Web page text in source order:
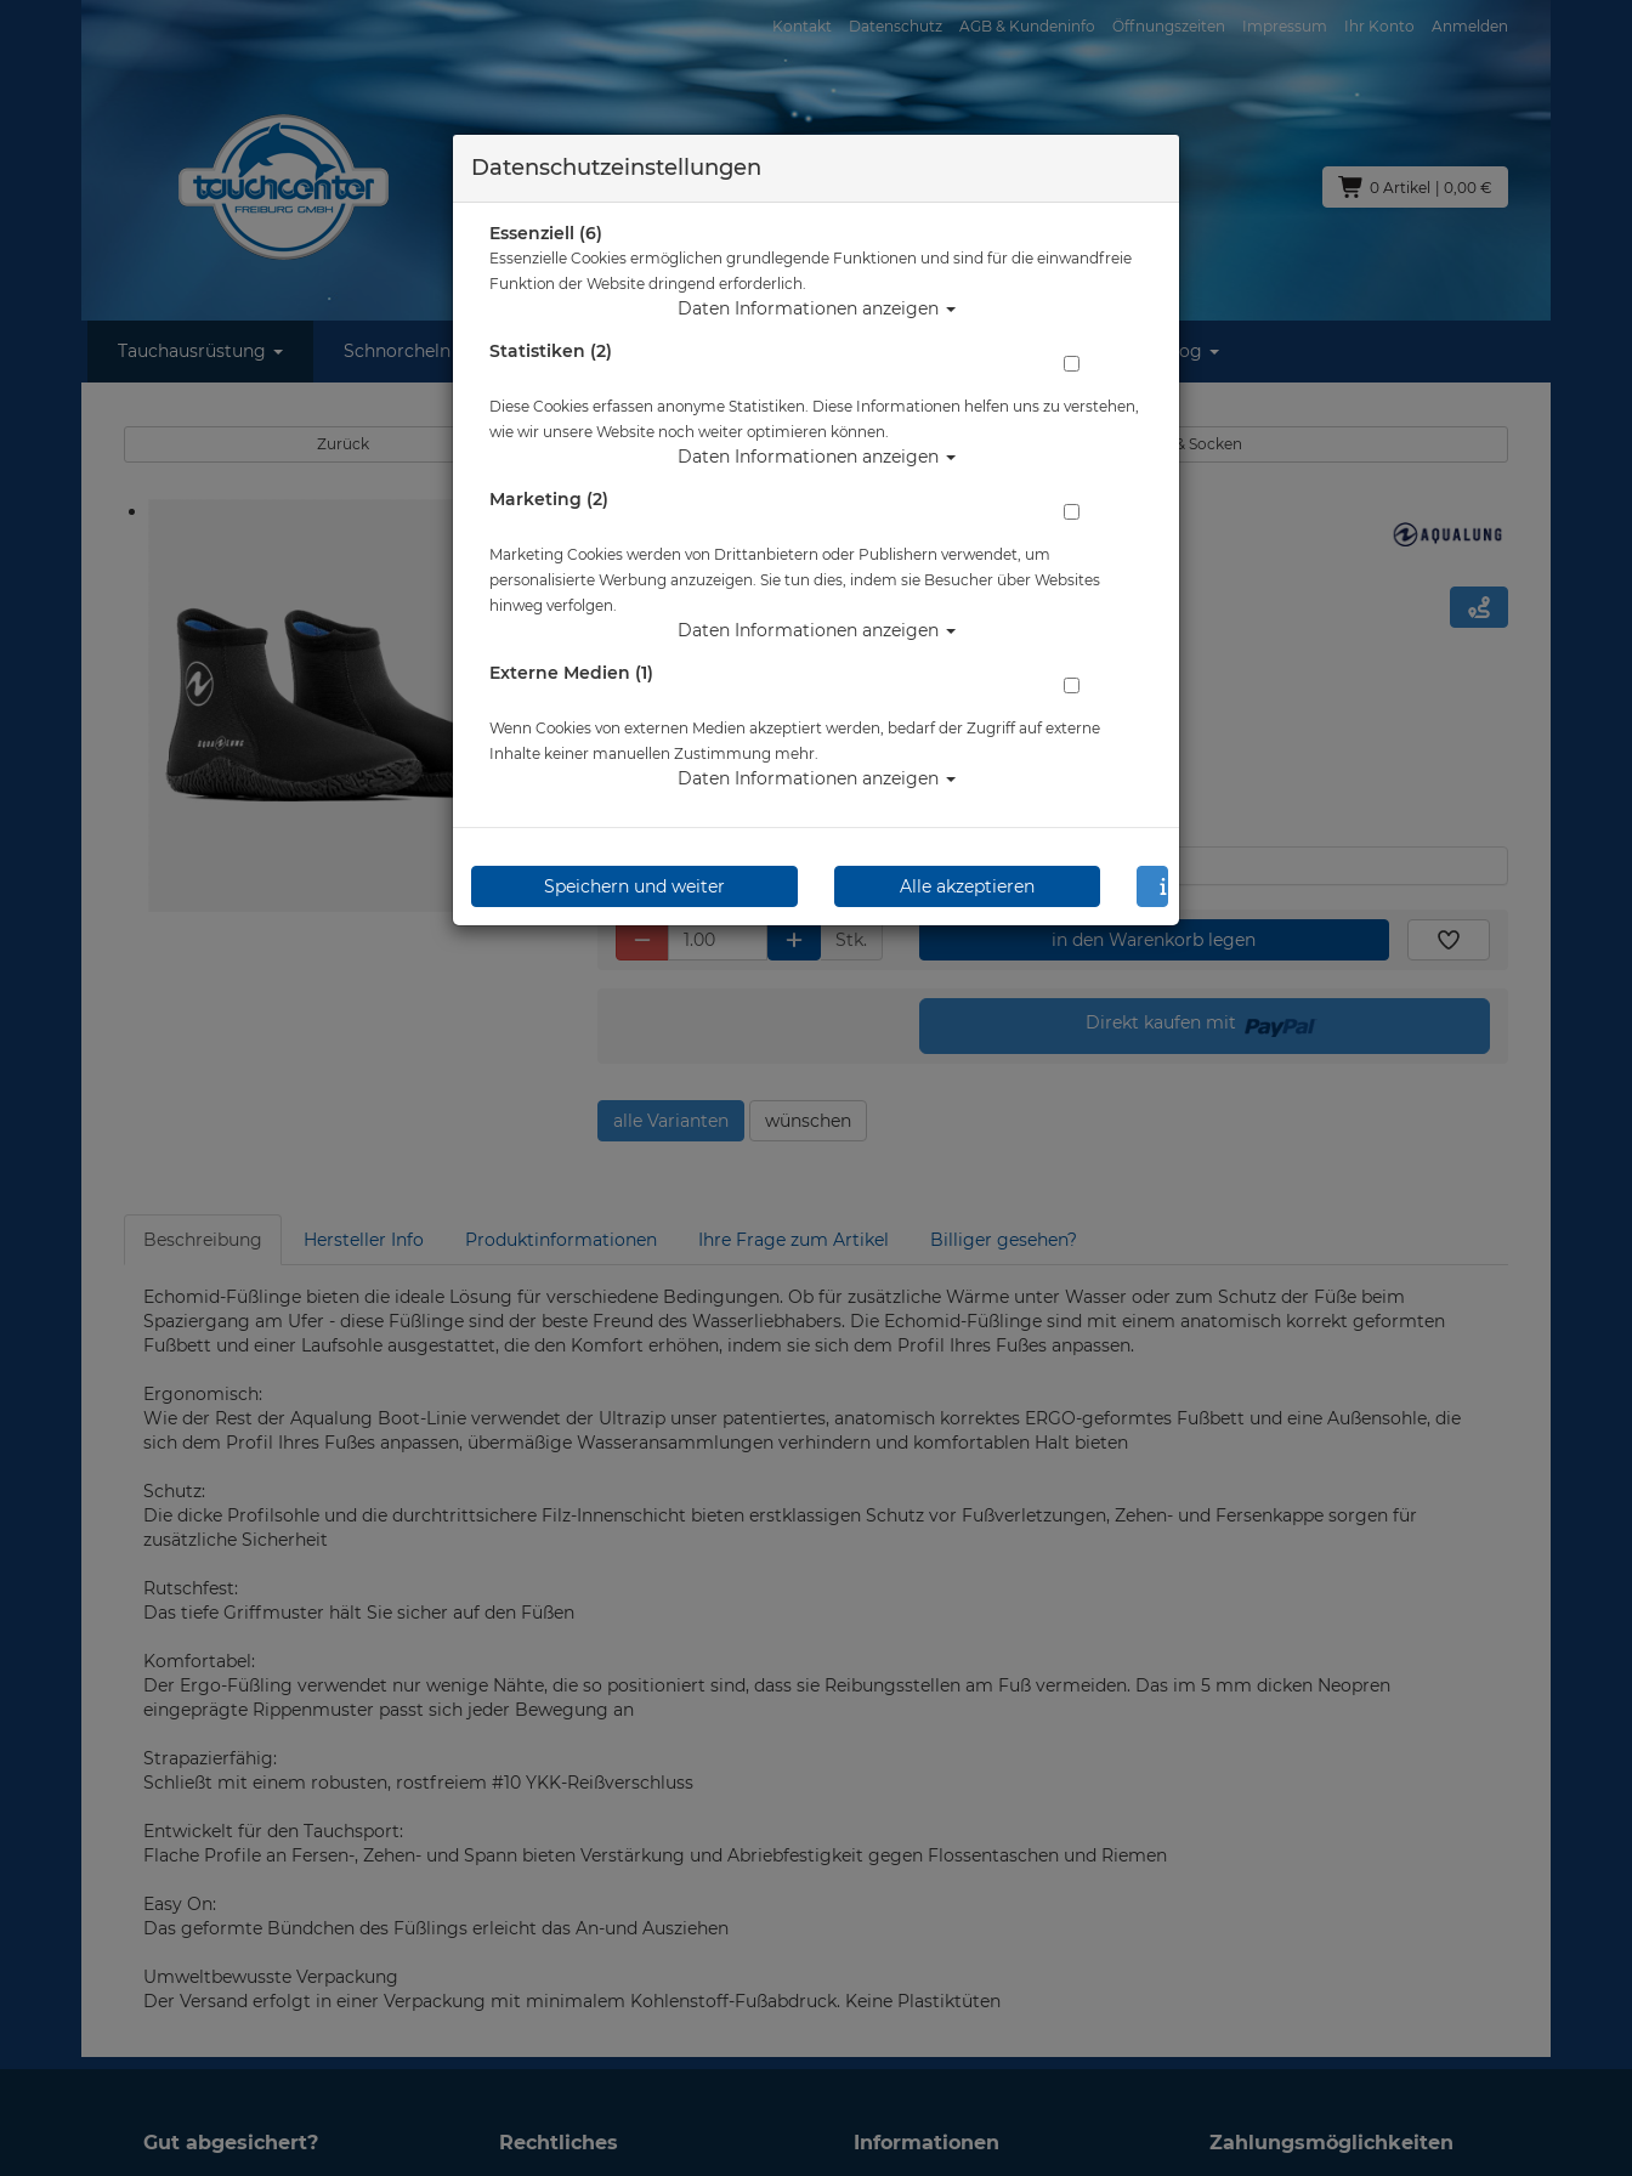
Kontakt Datenschutz AGB & Kundeninfo Öffnungszeiten Impressum Ihr Konto Anmelden
0 Artikel | 0,00 €
Tauchausrüstung Schnorcheln Wassersport Reisen Blog
Sie sind hier Tauchausrüstung Aqualung Echomid 5mm - Füßlinge - Gr. 38 (6)
Zurück Alle Artikel zeigen aus: Neopren - Füßlinge & Socken
Aqualung Echomid 5mm - Füßlinge - Gr. 38 (6)
Artikelnr.: lung-BS192014038
Herstellerpreis: 49,95 €
49,95 €*
Stk. in den Warenkorb legen
Direkt kaufen mit
alle Varianten wünschen
Beschreibung Hersteller Info Produktinformationen Ihre Frage zum Artikel Billiger gesehen?
Echomid-Füßlinge bieten die ideale Lösung für verschiedene Bedingungen. Ob für zusätzliche Wärme unter Wasser oder zum Schutz der Füße beim
Spaziergang am Ufer - diese Füßlinge sind der beste Freund des Wasserliebhabers. Die Echomid-Füßlinge sind mit einem anatomisch korrekt geformten
Fußbett und einer Laufsohle ausgestattet, die den Komfort erhöhen, indem sie sich dem Profil Ihres Fußes anpassen.
Ergonomisch:
Wie der Rest der Aqualung Boot-Linie verwendet der Ultrazip unser patentiertes, anatomisch korrektes ERGO-geformtes Fußbett und eine Außensohle, die
sich dem Profil Ihres Fußes anpassen, übermäßige Wasseransammlungen verhindern und komfortablen Halt bieten
Schutz:
Die dicke Profilsohle und die durchtrittsichere Filz-Innenschicht bieten erstklassigen Schutz vor Fußverletzungen, Zehen- und Fersenkappe sorgen für
zusätzliche Sicherheit
Rutschfest:
Das tiefe Griffmuster hält Sie sicher auf den Füßen
Komfortabel:
Der Ergo-Füßling verwendet nur wenige Nähte, die so positioniert sind, dass sie Reibungsstellen am Fuß vermeiden. Das im 5 mm dicken Neopren
eingeprägte Rippenmuster passt sich jeder Bewegung an
Strapazierfähig:
Schließt mit einem robusten, rostfreiem #10 YKK-Reißverschluss
Entwickelt für den Tauchsport:
Flache Profile an Fersen-, Zehen- und Spann bieten Verstärkung und Abriebfestigkeit gegen Flossentaschen und Riemen
Easy On:
Das geformte Bündchen des Füßlings erleicht das An-und Ausziehen
Umweltbewusste Verpackung
Der Versand erfolgt in einer Verpackung mit minimalem Kohlenstoff-Fußabdruck. Keine Plastiktüten
Gut abgesichert? Rechtliches Informationen Zahlungsmöglichkeiten
Datenschutzeinstellungen
Essenziell (6)
Essenzielle Cookies ermöglichen grundlegende Funktionen und sind für die einwandfreie
Funktion der Website dringend erforderlich.
Daten Informationen anzeigen
Statistiken (2)
Diese Cookies erfassen anonyme Statistiken. Diese Informationen helfen uns zu verstehen,
wie wir unsere Website noch weiter optimieren können.
Daten Informationen anzeigen
Marketing (2)
Marketing Cookies werden von Drittanbietern oder Publishern verwendet, um
personalisierte Werbung anzuzeigen. Sie tun dies, indem sie Besucher über Websites
hinweg verfolgen.
Daten Informationen anzeigen
Externe Medien (1)
Wenn Cookies von externen Medien akzeptiert werden, bedarf der Zugriff auf externe
Inhalte keiner manuellen Zustimmung mehr.
Daten Informationen anzeigen
Speichern und weiter Alle akzeptieren